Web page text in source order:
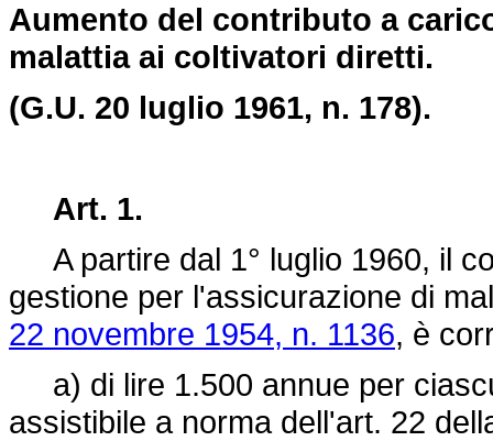
Aumento del contributo a
malattia ai coltivatori diretti.
(G.U. 20 luglio 1961, n. 178).
Art. 1.
A partire dal 1° luglio 1960, il
gestione per l'assicurazione di
22 novembre 1954, n. 1136, è
a) di lire 1.500 annue per
assistibile a norma dell'art. 22